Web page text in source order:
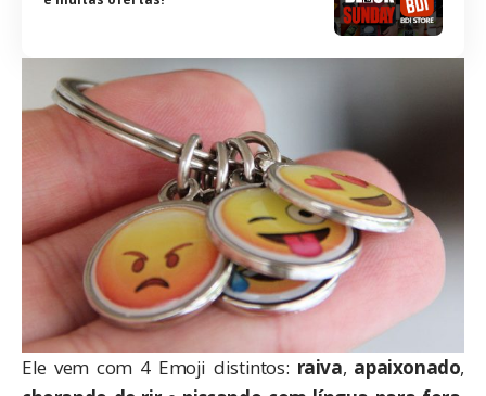
Ele vem com 4 Emoji distintos: raiva, apaixonado,